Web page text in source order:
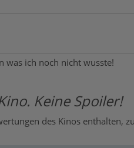
was ich noch nicht wusste!
Keine Spoiler!
des Kinos enthalten,